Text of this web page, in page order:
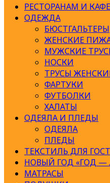
РЕСТОРАНАМ И КАФЕ
ОДЕЖДА
БЮСТГАЛЬТЕРЫ
ЖЕНСКИЕ
МУЖСКИЕ
НОСКИ
ТРУСЫ
ФАРТУКИ
ФУТБОЛКИ
ХАЛАТЫ
ОДЕЯЛА И ПЛЕДЫ
ОДЕЯЛА
ПЛЕДЫ
ТЕКСТИЛЬ ДЛЯ
НОВЫЙ ГОД «ГОД
МАТРАСЫ